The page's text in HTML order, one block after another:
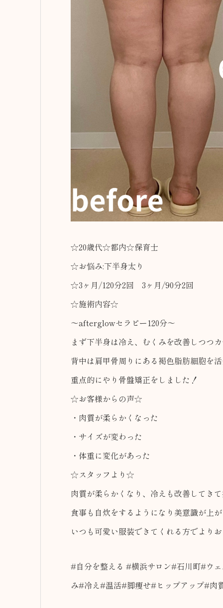
☆20歳代☆都内☆保育士
☆お悩み:下半身太り
☆3ヶ月/120分2回 3ヶ月/90分2回
☆施術内容☆
〜afterglowセラピー120分〜
まず下半身は冷え、むくみを改善しつつ
背中は肩甲骨周りにある褐色脂肪細胞を
重点的にやり骨盤矯正をしました！
☆お客様からの声☆
・肉質が柔らかくなった
・サイズが変わった
・体重に変化があった
☆スタッフより☆
肉質が柔らかくなり、冷えも改善してき
食事も自炊をするようになり美意識が上
いつも可愛い服装できてくれる方でより
#自分を整える #横浜サロン#石川町#ウ
み#冷え#温活#脚痩せ#ヒップアップ#肉